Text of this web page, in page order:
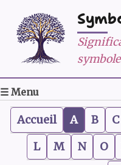
☰ Menu
Accueil A B C
L
M N O